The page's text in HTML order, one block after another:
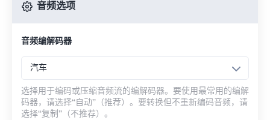
音频选项
音频编解码器
汽车
选择用于编码或压缩音频流的编解码器。要使用最常用的编解
码器，请选择“自动”（推荐）。要转换但不重新编码音频，请
选择“复制”（不推荐）。